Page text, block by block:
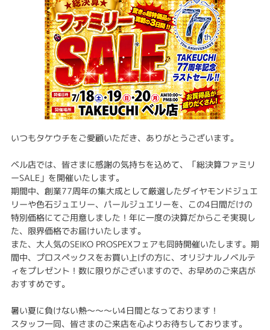
いつもタケウチをご愛顧いただき、ありがとうございます。
ベル店では、皆さまに感謝の気持ちを込めて、「総決算ファミリ
ーSALE」を開催いたします。
期間中、創業77周年の集大成として厳選したダイヤモンドジュエ
リーや色石ジュエリー、パールジュエリーを、この4日間だけの
特別価格にてご用意しました！年に一度の決算だからこそ実現し
た、限界価格でお届けいたします。
また、大人気のSEIKO PROSPEXフェアも同時開催いたします。期
間中、プロスペックスをお買い上げの方に、オリジナルノベルテ
ィをプレゼント！数に限りがございますので、お早めのご来店が
おすすめです。
暑い夏に負けない熱～～～い4日間となっております！
スタッフ一同、皆さまのご来店を心よりお待ちしております。